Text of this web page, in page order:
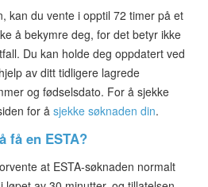
kan du vente i opptil 72 timer på et
å bekymre deg, for det betyr ikke
Du kan holde deg oppdatert ved
av ditt tidligere lagrede
og fødselsdato. For å sjekke
for å sjekke søknaden din.
få en ESTA?
at ESTA-søknaden normalt